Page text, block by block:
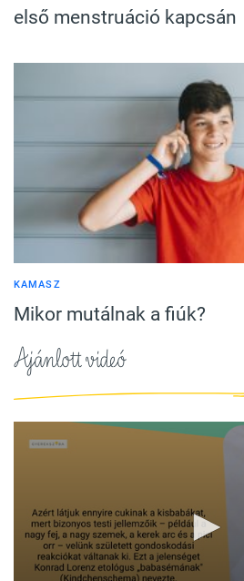
első menstruáció kapcsán
KAMASZ
Mikor mutálnak a fiúk?
Ajánlott videó